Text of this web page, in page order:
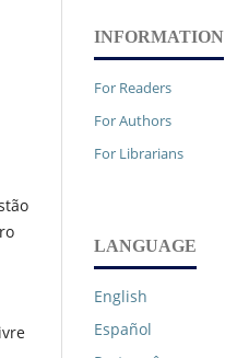
INFORMATION
For Readers
For Authors
For Librarians
LANGUAGE
English
Español